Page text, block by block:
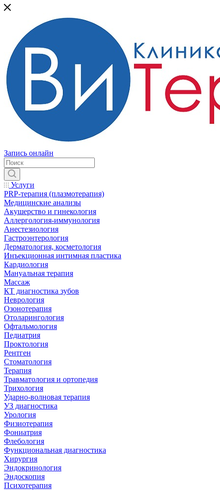
Запись онлайн
Услуги
PRP-терапия (плазмотерапия)
Медицинские анализы
Акушерство и гинекология
Аллергология-иммунология
Анестезиология
Гастроэнтерология
Дерматология, косметология
Инъекционная интимная пластика
Кардиология
Мануальная терапия
Массаж
КТ диагностика зубов
Неврология
Озонотерапия
Отоларингология
Офтальмология
Педиатрия
Проктология
Рентген
Стоматология
Терапия
Травматология и ортопедия
Трихология
Ударно-волновая терапия
УЗ диагностика
Урология
Физиотерапия
Фониатрия
Флебология
Функциональная диагностика
Хирургия
Эндокринология
Эндоскопия
Психотерапия